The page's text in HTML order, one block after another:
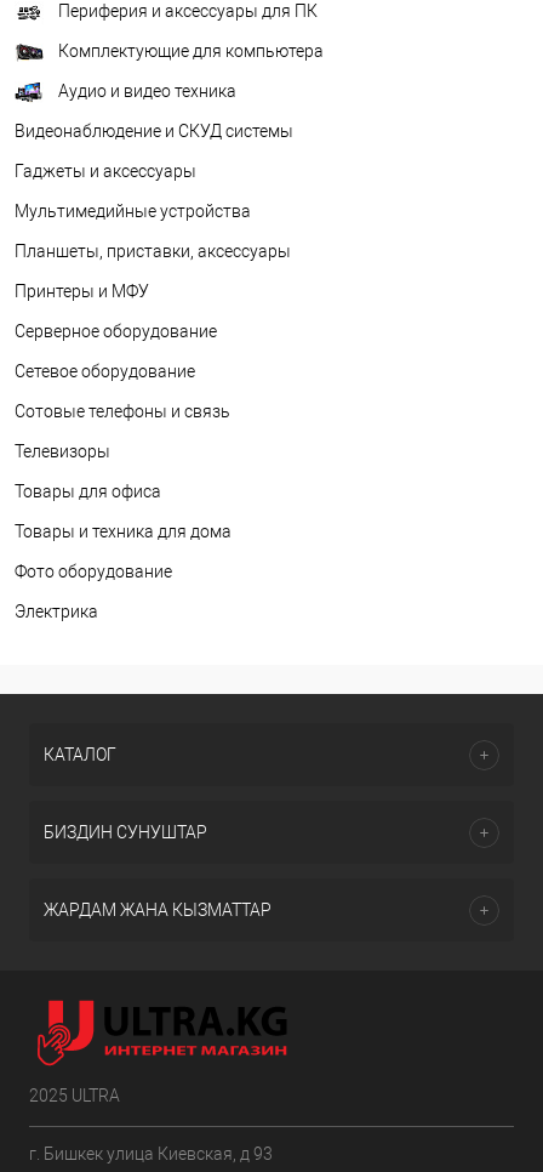
Периферия и аксессуары для ПК
Комплектующие для компьютера
Аудио и видео техника
Видеонаблюдение и СКУД системы
Гаджеты и аксессуары
Мультимедийные устройства
Планшеты, приставки, аксессуары
Принтеры и МФУ
Серверное оборудование
Сетевое оборудование
Сотовые телефоны и связь
Телевизоры
Товары для офиса
Товары и техника для дома
Фото оборудование
Электрика
КАТАЛОГ
БИЗДИН СУНУШТАР
ЖАРДАМ ЖАНА КЫЗМАТТАР
2025 ULTRA
г. Бишкек улица Киевская, д 93